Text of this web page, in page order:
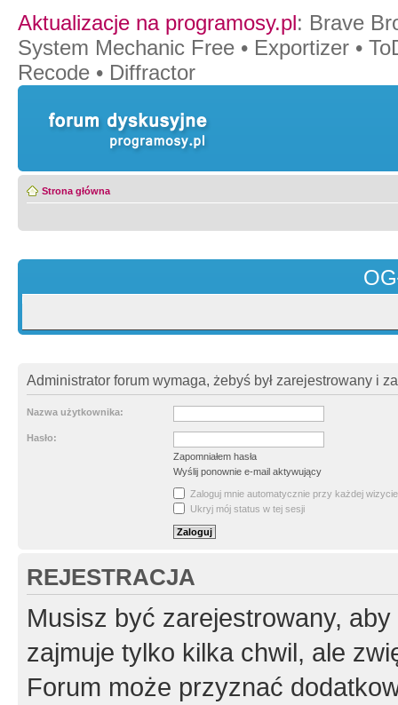
Aktualizacje na programosy.pl: Brave
System Mechanic Free • Exportizer •
Recode • Diffractor
Strona główna
Administrator forum wymaga, żebyś był zarejestrowany i
Nazwa użytkownika:
Hasło:
Zapomniałem hasła
Wyślij ponownie e-mail aktywujący
Zaloguj mnie automatycznie przy każdej wizycie
Ukryj mój status w tej sesji
REJESTRACJA
Musisz być zarejestrowany,
zajmuje tylko kilka chwil, ale
Forum może przyznać